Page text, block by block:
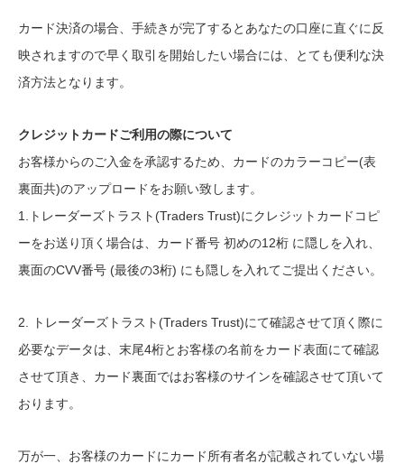
カード決済の場合、手続きが完了するとあなたの口座に直ぐに反
映されますので早く取引を開始したい場合には、とても便利な決
済方法となります。
クレジットカードご利用の際について
お客様からのご入金を承認するため、カードのカラーコピー(表
裏面共)のアップロードをお願い致します。
1.トレーダーズトラスト(Traders Trust)にクレジットカードコピ
ーをお送り頂く場合は、カード番号 初めの12桁 に隠しを入れ、
裏面のCVV番号 (最後の3桁) にも隠しを入れてご提出ください。
2. トレーダーズトラスト(Traders Trust)にて確認させて頂く際に
必要なデータは、末尾4桁とお客様の名前をカード表面にて確認
させて頂き、カード裏面ではお客様のサインを確認させて頂いて
おります。
万が一、お客様のカードにカード所有者名が記載されていない場